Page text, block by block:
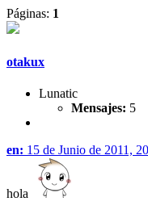
Páginas: 1
otakux
Lunatic
Mensajes: 5
en: 15 de Junio de 2011,
hola